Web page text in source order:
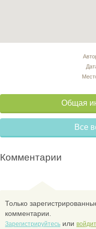
Общая
Все
Комментарии
Только
комментарии.
Зарегистрируйтесь или